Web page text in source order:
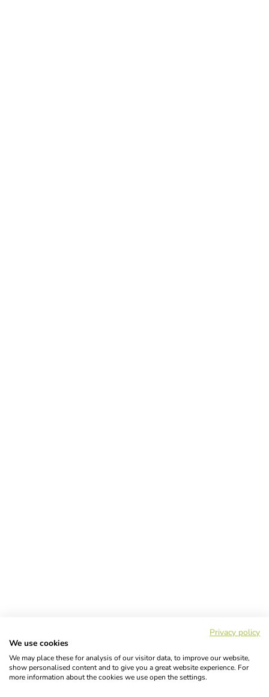
Privacy policy
We use cookies
We may place these for analysis of our visitor data, to improve our website,
show personalised content and to give you a great website experience. For
more information about the cookies we use open the settings.